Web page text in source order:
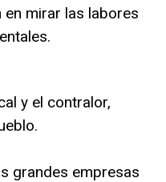
mirar las labores
y el contralor,
grandes empresas